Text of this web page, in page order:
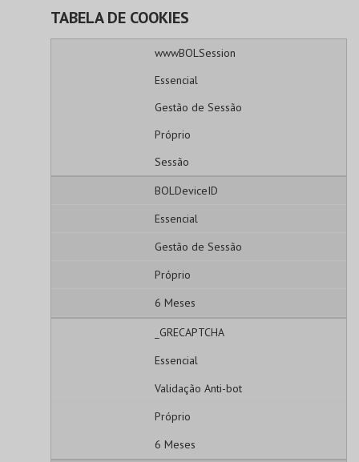
TABELA DE COOKIES
wwwBOLSession
Essencial
Gestão de Sessão
Próprio
Sessão
BOLDeviceID
Essencial
Gestão de Sessão
Próprio
6 Meses
_GRECAPTCHA
Essencial
Validação Anti-bot
Próprio
6 Meses